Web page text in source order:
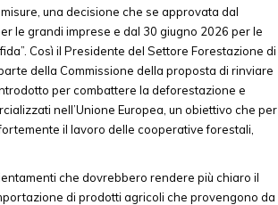
una decisione che se approvata dal
le grandi imprese e dal 30 giugno 2026 per le
Così il Presidente del Settore Forestazione di
della Commissione della proposta di rinviare
per combattere la deforestazione e
nell’Unione Europea, un obiettivo che per
il lavoro delle cooperative forestali,
che dovrebbero rendere più chiaro il
di prodotti agricoli che provengono da